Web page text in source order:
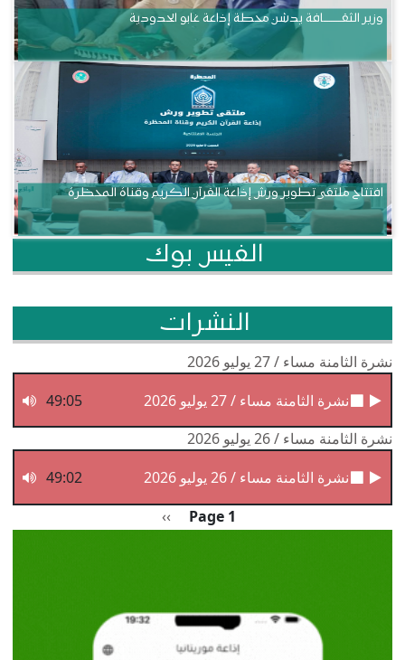
وزير الثقــــــــــافة يدشن محطة إذاعة غابو الحدودية
افتتاح ملتقى تطوير ورش إذاعة القرآن الكريم وقناة المحظرة
الفيس بوك
النشرات
نشرة الثامنة مساء / 27 يوليو 2026
نشرة الثامنة مساء / 27 يوليو 2026
49:05
نشرة الثامنة مساء / 26 يوليو 2026
نشرة الثامنة مساء / 26 يوليو 2026
49:02
Page 1 الصفحة التالية
››